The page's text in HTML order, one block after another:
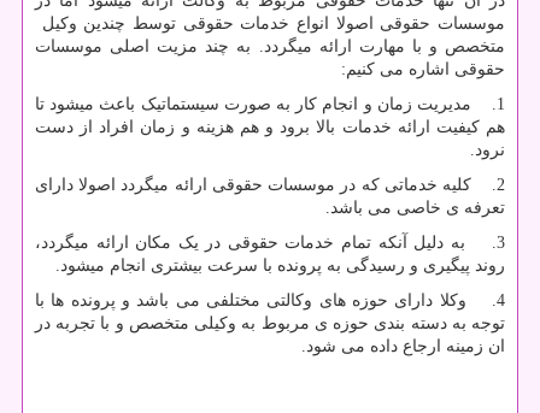
موسسات حقوقی اصولا انواع خدمات حقوقی توسط چندین وکیل
متخصص و با مهارت ارائه میگردد. به چند مزیت اصلی موسسات
حقوقی اشاره می کنیم:
1. مدیریت زمان و انجام کار به صورت سیستماتیک باعث میشود تا
هم کیفیت ارائه خدمات بالا برود و هم هزینه و زمان افراد از دست
نرود.
2. کلیه خدماتی که در موسسات حقوقی ارائه میگردد اصولا دارای
تعرفه ی خاصی می باشد.
3. به دلیل آنکه تمام خدمات حقوقی در یک مکان ارائه میگردد،
روند پیگیری و رسیدگی به پرونده با سرعت بیشتری انجام میشود.
4. وکلا دارای حوزه های وکالتی مختلفی می باشد و پرونده ها با
توجه به دسته بندی حوزه ی مربوط به وکیلی متخصص و با تجربه در
ان زمینه ارجاع داده می شود.